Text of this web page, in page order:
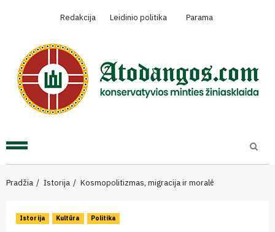
Redakcija Leidinio politika Parama
Primary
Pradžia Istorija Kosmopolitizmas, migracija ir moralė
Istorija Kultūra Politika